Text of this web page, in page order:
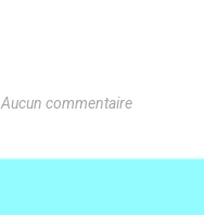
Aucun commentaire